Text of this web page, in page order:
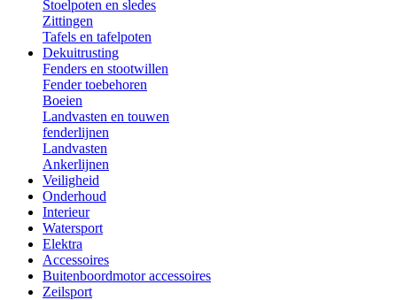
Stoelpoten en sledes
Zittingen
Tafels en tafelpoten
Dekuitrusting
Fenders en stootwillen
Fender toebehoren
Boeien
Landvasten en touwen
fenderlijnen
Landvasten
Ankerlijnen
Veiligheid
Onderhoud
Interieur
Watersport
Elektra
Accessoires
Buitenboordmotor accessoires
Zeilsport